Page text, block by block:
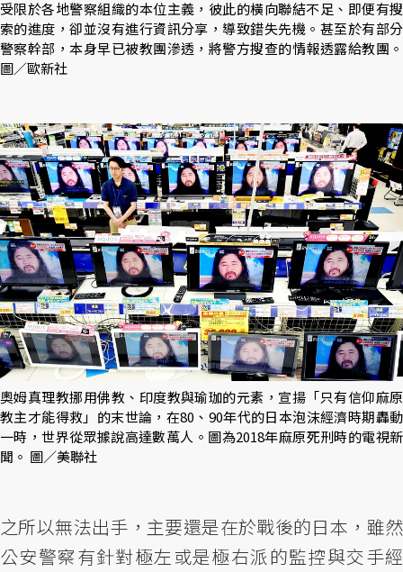
受限於各地警察組織的本位主義，彼此的橫向聯結不足、即便有搜
索的進度，卻並沒有進行資訊分享，導致錯失先機。甚至於有部分
警察幹部，本身早已被教團滲透，將警方搜查的情報透露給教團。
圖／歐新社
奧姆真理教挪用佛教、印度教與瑜珈的元素，宣揚「只有信仰麻原
教主才能得救」的末世論，在80、90年代的日本泡沫經濟時期轟動
一時，世界從眾據說高達數萬人。圖為2018年麻原死刑時的電視新
聞。 圖／美聯社
之所以無法出手，主要還是在於戰後的日本，雖然
公安警察有針對極左或是極右派的監控與交手經